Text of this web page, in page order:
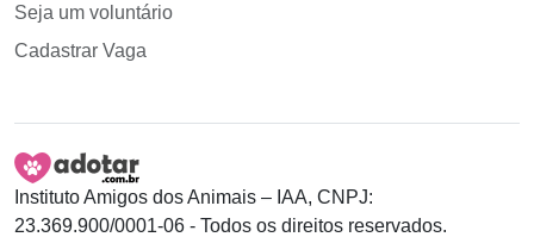
Seja um voluntário
Cadastrar Vaga
Instituto Amigos dos Animais – IAA, CNPJ:
23.369.900/0001-06 - Todos os direitos reservados.